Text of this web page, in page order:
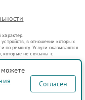
в отношении которых
по ремонту. Услуги оказываются
которые не связаны с
оборот в соответствии
услуг или введения
предоставляемых услугах по
офертой, определяемой
Согласен